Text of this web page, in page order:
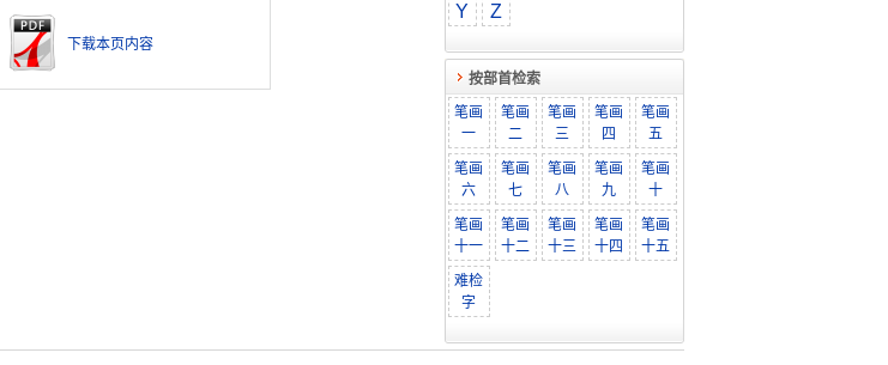
下载本页内容
Y
Z
按部首检索
笔画
一
笔画
二
笔画
三
笔画
四
笔画
五
笔画
六
笔画
七
笔画
八
笔画
九
笔画
十
笔画
十一
笔画
十二
笔画
十三
笔画
十四
笔画
十五
难检
字